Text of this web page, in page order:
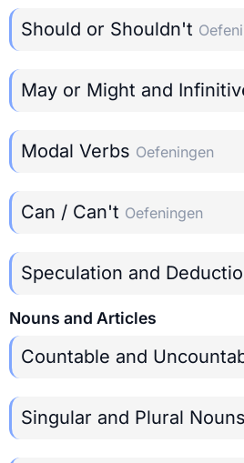
Should or Shouldn't
May or Might and
Modal Verbs Oefeningen
Can / Can't Oefeningen
Speculation and
Nouns and Articles
Countable and
Singular and Plural Nouns